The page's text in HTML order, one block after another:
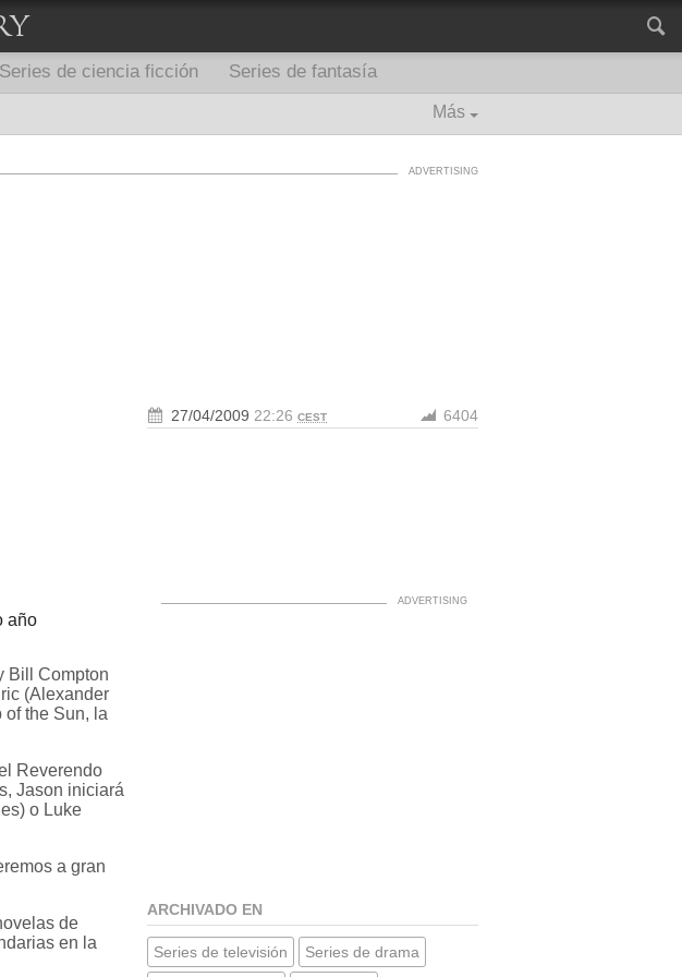
Series de ciencia ficción
Series de fantasía
Más
27/04/2009 22:26 CEST 6404
año
Bill Compton
(Alexander
the Sun, la
Reverendo
Jason iniciará
o Luke
a gran
de
en la
ARCHIVADO EN
Series de televisión
Series de drama